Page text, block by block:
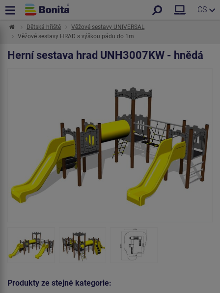
CS
Dětská hřiště
Věžové sestavy UNIVERSAL
Věžové sestavy HRAD s výškou pádu do 1m
Herní sestava hrad UNH3007KW - hnědá
Produkty ze stejné kategorie: